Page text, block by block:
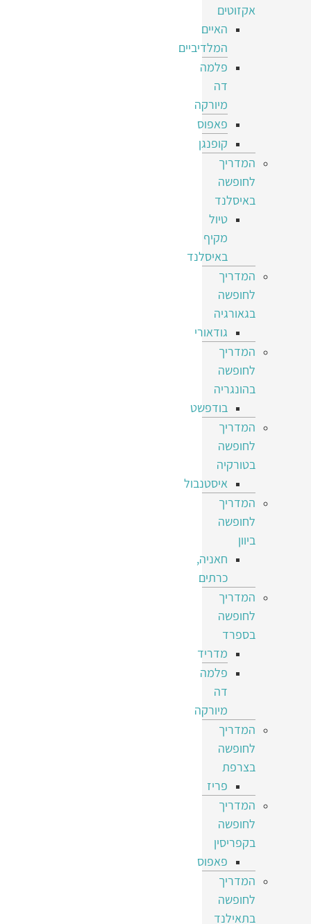
אקזוטים
האיים
המלדיביים
פלמה
דה
מיורקה
פאפוס
קופנגן
המדריך
לחופשה
באיסלנד
טיול
מקיף
באיסלנד
המדריך
לחופשה
בגאורגיה
גודאורי
המדריך
לחופשה
בהונגריה
בודפשט
המדריך
לחופשה
בטורקיה
איסטנבול
המדריך
לחופשה
ביוון
חאניה,
כרתים
המדריך
לחופשה
בספרד
מדריד
פלמה
דה
מיורקה
המדריך
לחופשה
בצרפת
פריז
המדריך
לחופשה
בקפריסין
פאפוס
המדריך
לחופשה
בתאילנד